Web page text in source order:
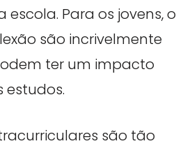
Para os jovens, o
são incrivelmente
ter um impacto
estudos.
são tão